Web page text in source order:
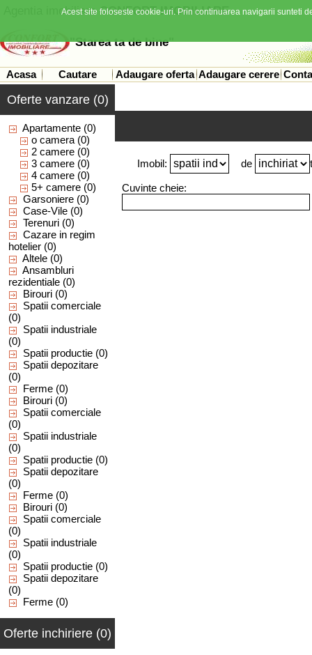
Agentia imobiliara CONFORT IMOBILIARE
"Starea ta de bine"
Acasa Cautare Adaugare oferta Adaugare cerere
Oferte vanzare (0)
Apartamente (0)
o camera (0)
2 camere (0)
3 camere (0)
4 camere (0)
5+ camere (0)
Garsoniere (0)
Case-Vile (0)
Terenuri (0)
Cazare in regim
hotelier (0)
Altele (0)
Ansambluri
rezidentiale (0)
Birouri (0)
Spatii comerciale
(0)
Spatii industriale
(0)
Spatii productie (0)
Spatii depozitare
(0)
Ferme (0)
Birouri (0)
Spatii comerciale
(0)
Spatii industriale
(0)
Spatii productie (0)
Spatii depozitare
(0)
Ferme (0)
Birouri (0)
Spatii comerciale
(0)
Spatii industriale
(0)
Spatii productie (0)
Spatii depozitare
(0)
Ferme (0)
Oferte inchiriere (0)
Imobil: de
Cuvinte cheie:
Acest site foloseste cookie-uri. Prin continuarea navigarii sunteti